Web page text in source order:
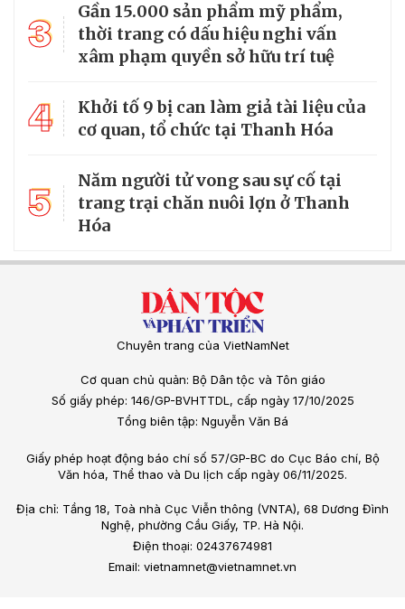
3
Gần 15.000 sản phẩm mỹ phẩm,
thời trang có dấu hiệu nghi vấn
xâm phạm quyền sở hữu trí tuệ
4
Khởi tố 9 bị can làm giả tài liệu của
cơ quan, tổ chức tại Thanh Hóa
5
Năm người tử vong sau sự cố tại
trang trại chăn nuôi lợn ở Thanh
Hóa
Chuyên trang của VietNamNet
Cơ quan chủ quản: Bộ Dân tộc và Tôn giáo
Số giấy phép: 146/GP-BVHTTDL, cấp ngày 17/10/2025
Tổng biên tập: Nguyễn Văn Bá
Giấy phép hoạt động báo chí số 57/GP-BC do Cục Báo chí, Bộ
Văn hóa, Thể thao và Du lịch cấp ngày 06/11/2025.
Địa chỉ: Tầng 18, Toà nhà Cục Viễn thông (VNTA), 68 Dương Đình
Nghệ, phường Cầu Giấy, TP. Hà Nội.
Điện thoại: 02437674981
Email: vietnamnet@vietnamnet.vn